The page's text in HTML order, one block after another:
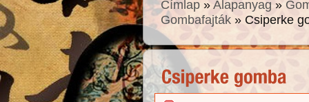
Címlap »Alapanyag »
Gombafajták » Csiperke